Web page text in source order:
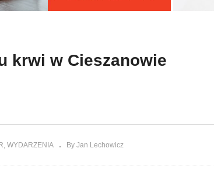
krwi w Cieszanowie
WYDARZENIA By Jan Lechowicz